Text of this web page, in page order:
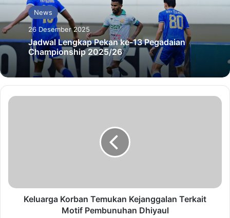
News
26 Desember 2025
Jadwal Lengkap Pekan ke-13 Pegadaian
Championship 2025/26
Keluarga Korban Temukan Kejanggalan Terkait
Motif Pembunuhan Dhiyaul